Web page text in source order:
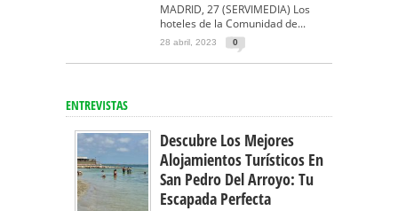
MADRID, 27 (SERVIMEDIA) Los
hoteles de la Comunidad de...
28 abril, 2023 0
ENTREVISTAS
Descubre Los Mejores
Alojamientos Turísticos En
San Pedro Del Arroyo: Tu
Escapada Perfecta